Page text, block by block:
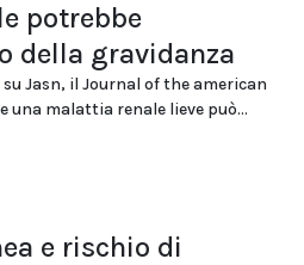
potrebbe
della gravidanza
Jasn, il Journal of the american
una malattia renale lieve può...
e rischio di